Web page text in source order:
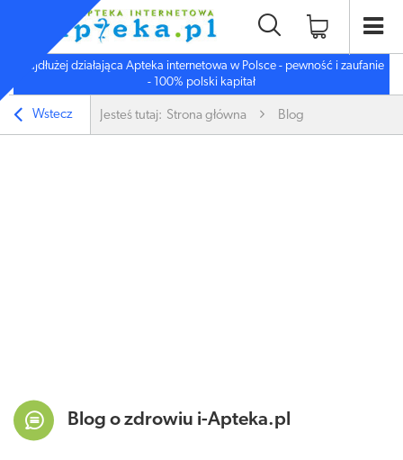
Najdłużej działająca Apteka internetowa w Polsce - pewność i zaufanie
- 100% polski kapitał
Wstecz Jesteś tutaj: Strona główna Blog
Blog o zdrowiu i-Apteka.pl